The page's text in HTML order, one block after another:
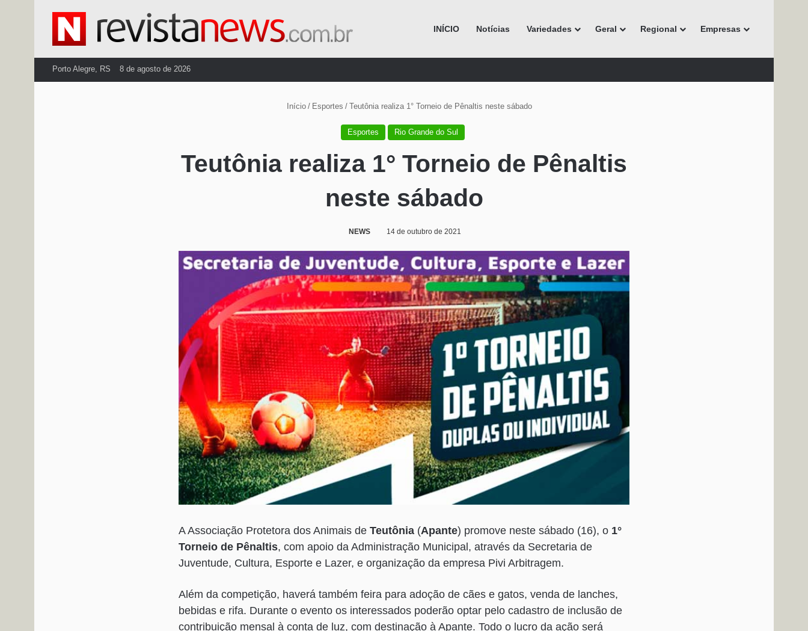
INÍCIO Notícias Variedades Geral Regional Empresas
Porto Alegre, RS 8 de agosto de 2026
Início / Esportes / Teutônia realiza 1° Torneio de Pênaltis neste sábado
Esportes Rio Grande do Sul
Teutônia realiza 1° Torneio de Pênaltis
neste sábado
NEWS 14 de outubro de 2021
A Associação Protetora dos Animais de Teutônia (Apante) promove neste sábado (16), o 1°
Torneio de Pênaltis, com apoio da Administração Municipal, através da Secretaria de
Juventude, Cultura, Esporte e Lazer, e organização da empresa Pivi Arbitragem.
Além da competição, haverá também feira para adoção de cães e gatos, venda de lanches,
bebidas e rifa. Durante o evento os interessados poderão optar pelo cadastro de inclusão de
contribuição mensal à conta de luz, com destinação à Apante. Todo o lucro da ação será